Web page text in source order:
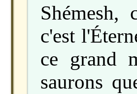
Shémesh,
c'est
ce grand
saurons